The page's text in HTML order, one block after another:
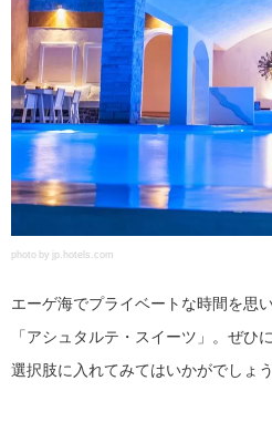
photo by jp.hotels.com
エーゲ海でプライベートな時間を思
「アシュタルテ・スイーツ」。ぜひ
選択肢に入れてみてはいかがでしょ